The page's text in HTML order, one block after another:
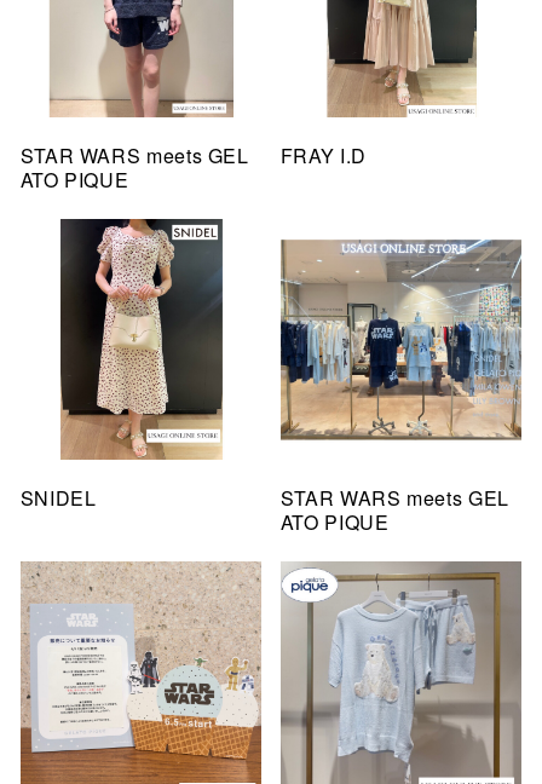
STAR WARS meets GEL
ATO PIQUE
FRAY I.D
SNIDEL
STAR WARS meets GEL
ATO PIQUE